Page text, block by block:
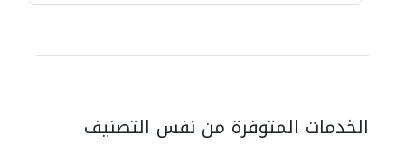
الخدمات المتوفرة من نفس التصنيف